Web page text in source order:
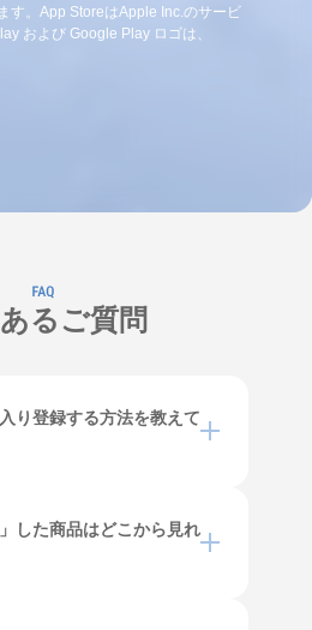
す。App StoreはApple Inc.のサービ
および Google Play ロゴは、
るご質問
り登録する方法を教えて
」した商品はどこから見れ